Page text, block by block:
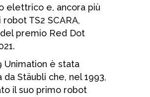
elettrico e, ancora più
TS2 SCARA,
premio Red Dot
Unimation è stata
da Stäubli che, nel 1993,
il suo primo robot